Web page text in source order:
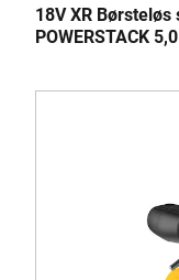
18V XR
POWERSTACK